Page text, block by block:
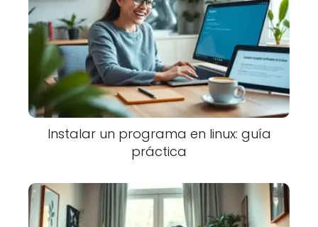
Instalar un programa en linux: guía
práctica